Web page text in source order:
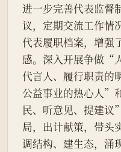
进一步完善代表监督
议，定期交流工作情
代表履职档案，增强
感。深入开展争做“
代言人、履行职责的
公益事业的热心人”
民、听意见、提建
局，出计献策，带头
调结构、建生态，涌